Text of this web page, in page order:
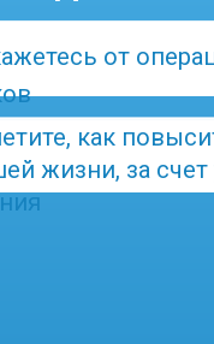
от
как
жизни, за